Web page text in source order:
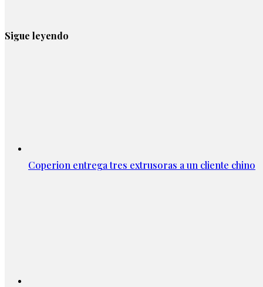
Sigue leyendo
Coperion entrega tres extrusoras a un cliente chino